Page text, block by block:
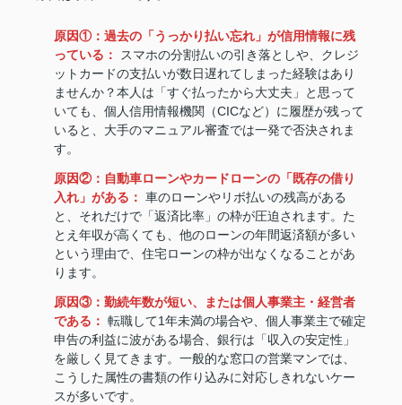
原因①：過去の「うっかり払い忘れ」が信用情報に残
っている：
スマホの分割払いの引き落としや、クレジ
ットカードの支払いが数日遅れてしまった経験はあり
ませんか？本人は「すぐ払ったから大丈夫」と思って
いても、個人信用情報機関（CICなど）に履歴が残って
いると、大手のマニュアル審査では一発で否決されま
す。
原因②：自動車ローンやカードローンの「既存の借り
入れ」がある： 車のローンやリボ払いの残高がある
と、それだけで「返済比率」の枠が圧迫されます。た
とえ年収が高くても、他のローンの年間返済額が多い
という理由で、住宅ローンの枠が出なくなることがあ
ります。
原因③：勤続年数が短い、または個人事業主・経営者
である： 転職して1年未満の場合や、個人事業主で確定
申告の利益に波がある場合、銀行は「収入の安定性」
を厳しく見てきます。一般的な窓口の営業マンでは、
こうした属性の書類の作り込みに対応しきれないケー
スが多いです。